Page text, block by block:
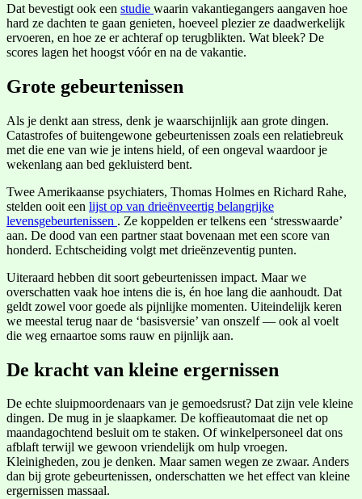
Dat bevestigt ook een studie waarin vakantiegangers aangaven hoe
hard ze dachten te gaan genieten, hoeveel plezier ze daadwerkelijk
ervoeren, en hoe ze er achteraf op terugblikten. Wat bleek? De
scores lagen het hoogst vóór en na de vakantie.
Grote gebeurtenissen
Als je denkt aan stress, denk je waarschijnlijk aan grote dingen.
Catastrofes of buitengewone gebeurtenissen zoals een relatiebreuk
met die ene van wie je intens hield, of een ongeval waardoor je
wekenlang aan bed gekluisterd bent.
Twee Amerikaanse psychiaters, Thomas Holmes en Richard Rahe,
stelden ooit een lijst op van drieënveertig belangrijke
levensgebeurtenissen . Ze koppelden er telkens een ‘stresswaarde’
aan. De dood van een partner staat bovenaan met een score van
honderd. Echtscheiding volgt met drieënzeventig punten.
Uiteraard hebben dit soort gebeurtenissen impact. Maar we
overschatten vaak hoe intens die is, én hoe lang die aanhoudt. Dat
geldt zowel voor goede als pijnlijke momenten. Uiteindelijk keren
we meestal terug naar de ‘basisversie’ van onszelf — ook al voelt
die weg ernaartoe soms rauw en pijnlijk aan.
De kracht van kleine ergernissen
De echte sluipmoordenaars van je gemoedsrust? Dat zijn vele kleine
dingen. De mug in je slaapkamer. De koffieautomaat die net op
maandagochtend besluit om te staken. Of winkelpersoneel dat ons
afblaft terwijl we gewoon vriendelijk om hulp vroegen.
Kleinigheden, zou je denken. Maar samen wegen ze zwaar. Anders
dan bij grote gebeurtenissen, onderschatten we het effect van kleine
ergernissen massaal.